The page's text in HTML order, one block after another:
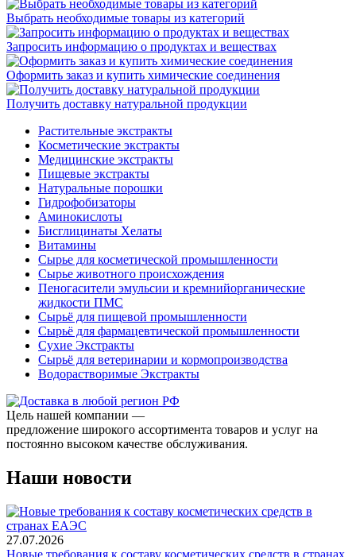
Выбрать необходимые товары из категорий
Запросить информацию о продуктах и веществах
Оформить заказ и купить химические соединения
Получить доставку натуральной продукции
Растительные экстракты
Косметические экстракты
Медицинские экстракты
Пищевые экстракты
Натуральные порошки
Гидрофобизаторы
Аминокислоты
Бисглицинаты Хелаты
Витамины
Сырье для косметической промышленности
Сырье животного происхождения
Пеногасители эмульсии и кремнийорганические
жидкости ПМС
Сырьё для пищевой промышленности
Сырьё для фармацевтической промышленности
Сухие Экстракты
Сырьё для ветеринарии и кормопроизводства
Водорастворимые Экстракты
Цель нашей компании —
предложение широкого ассортимента товаров и услуг на
постоянно высоком качестве обслуживания.
Наши новости
27.07.2026
Новые требования к составу косметических средств в странах